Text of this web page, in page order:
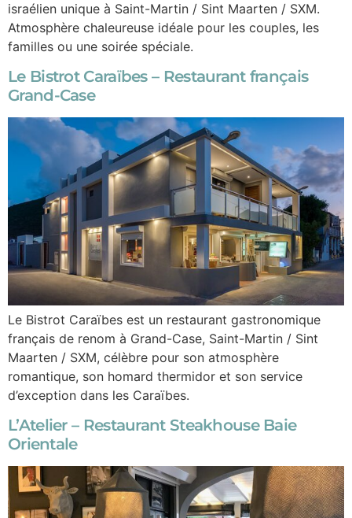
israélien unique à Saint-Martin / Sint Maarten / SXM.
Atmosphère chaleureuse idéale pour les couples, les
familles ou une soirée spéciale.
Le Bistrot Caraïbes – Restaurant français
Grand-Case
Le Bistrot Caraïbes est un restaurant gastronomique
français de renom à Grand-Case, Saint-Martin / Sint
Maarten / SXM, célèbre pour son atmosphère
romantique, son homard thermidor et son service
d’exception dans les Caraïbes.
L’Atelier – Restaurant Steakhouse Baie
Orientale